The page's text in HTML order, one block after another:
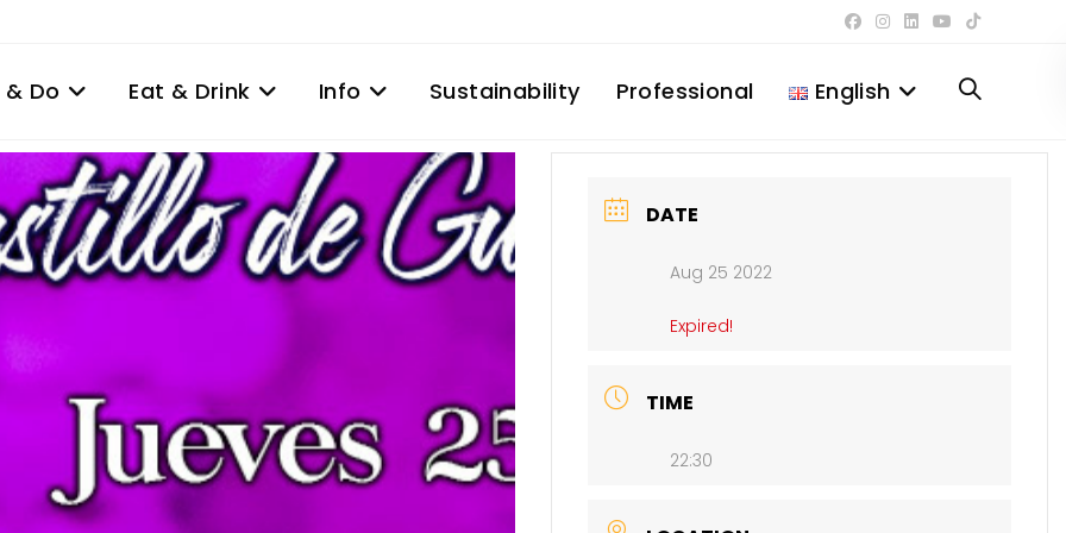
& Do Eat & Drink Info Sustainability Professional English Toggle
DATE
Aug 25 2022
Expired!
TIME
22:30